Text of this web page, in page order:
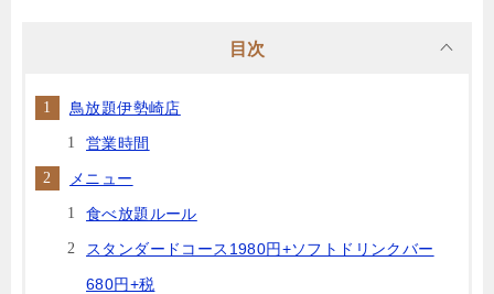
目次
鳥放題伊勢崎店
営業時間
メニュー
食べ放題ルール
スタンダードコース1980円+ソフトドリンクバー
680円+税